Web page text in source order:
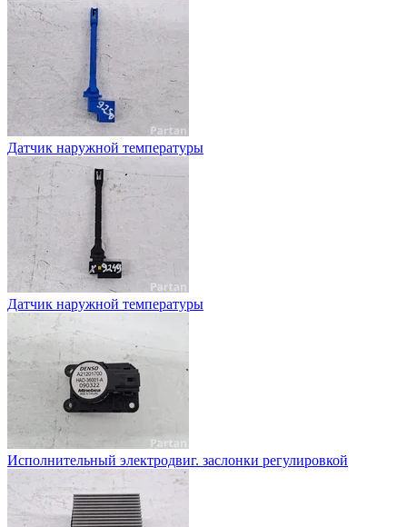
Датчик наружной температуры
Датчик наружной температуры
Исполнительный электродвиг. заслонки регулировкой